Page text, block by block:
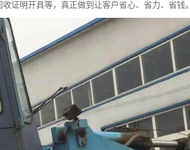
证明开具等，真正做到让客户省心、省力、省钱。